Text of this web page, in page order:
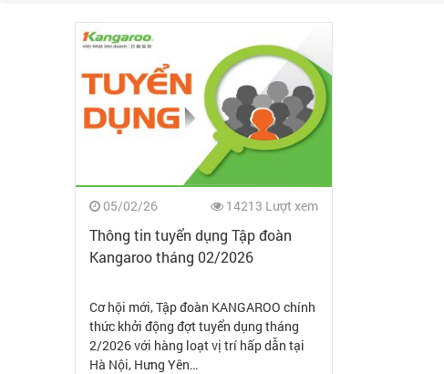
05/02/26 14213 Lượt xem
Thông tin tuyển dụng Tập đoàn
Kangaroo tháng 02/2026
Cơ hội mới, Tập đoàn KANGAROO chính
thức khởi động đợt tuyển dụng tháng
2/2026 với hàng loạt vị trí hấp dẫn tại
Hà Nội, Hưng Yên…